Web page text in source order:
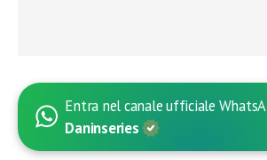
Entra nel canale ufficiale
Daninseries